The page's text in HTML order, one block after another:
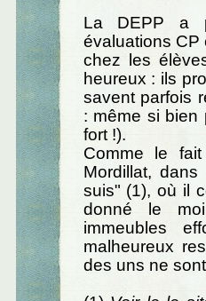
La DEPP a
évaluations CP
chez les
heureux : ils
savent parfois
: même si bien
fort !).
Comme le
Mordillat,
suis" (1), où il
donné le
immeubles
malheureux
des uns ne